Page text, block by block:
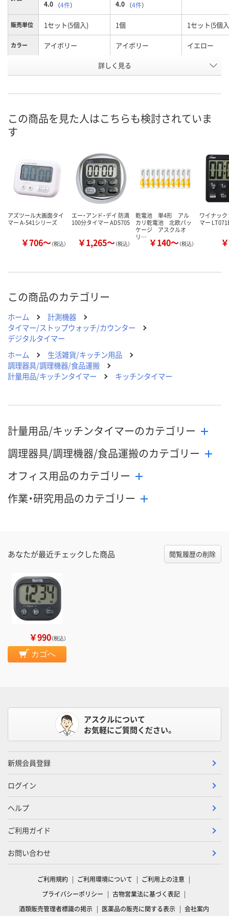
4.0 （4件） 4.0 （4件）
販売単位 1セット(5個入) 1個 1セット(5個
カラー アイボリー アイボリー イエロー
RH66196 UK52921
8月10日（月）
カゴへ カ
詳しく見る
この商品を見た人はこちらも検討されていま
す
アズツール大画面タイ
マー A-541シリーズ
￥706～（税込）
エー・アンド・デイ 防滴
100分タイマー AD5705
￥1,265～（税込）
乾電池 単4形 アル
カリ乾電池 北欧パッ
ケージ アスクルオ
リ… ￥140～（税込）
ワイナッ
マー
この商品のカテゴリー
ホーム
計測機器
タイマー/ストップウォッチ/カウンター
デジタルタイマー
ホーム
生活雑貨/キッチン用品
調理器具/調理機器/食品運搬
計量用品/キッチンタイマー
キッチンタイマー
計量用品/キッチンタイマーのカテゴリー
調理器具/調理機器/食品運搬のカテゴリー
オフィス用品のカテゴリー
作業・研究用品のカテゴリー
あなたが最近チェックした商品 閲覧履歴の削除
￥990（税込）
カゴへ
アスクルについて
お気軽にご質問ください。
新規会員登録
ログイン
ヘルプ
ご利用ガイド
お問い合わせ
ご利用規約 ご利用環境について
ご利用上の注意
プライバシーポリシー
古物営業法に基づく表記
酒類販売管理者標識の掲示
医薬品の販売に関する表示 会社案内